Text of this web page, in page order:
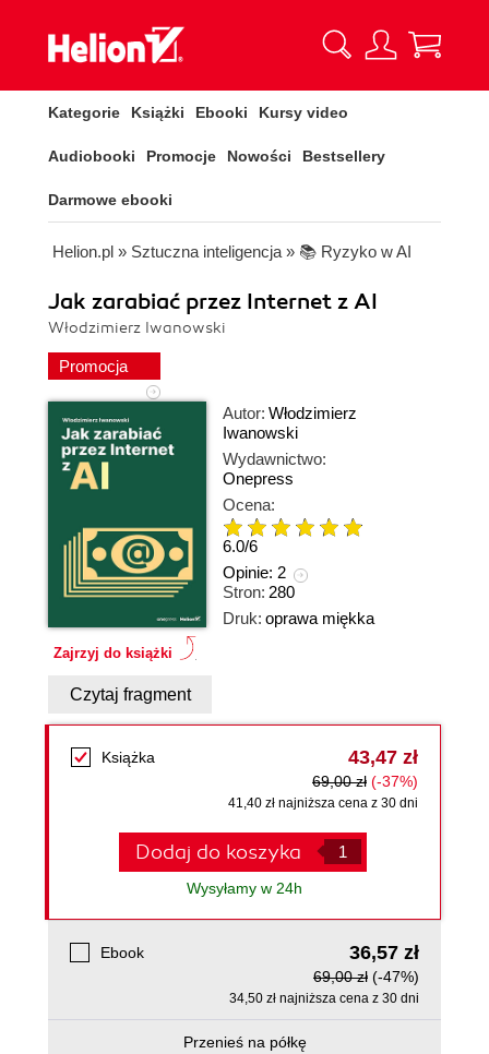
Kategorie Książki Ebooki Kursy video
Audiobooki Promocje Nowości Bestsellery
Darmowe ebooki
Helion.pl » Sztuczna inteligencja » 📚 Ryzyko w AI
Jak zarabiać przez Internet z AI
Włodzimierz Iwanowski
Promocja
Zajrzyj do książki
Autor: Włodzimierz
Iwanowski
Wydawnictwo:
Onepress
Ocena:
6.0/6
Opinie: 2
Stron: 280
Druk: oprawa miękka
Czytaj fragment
Książka 43,47 zł
69,00 zł (-37%)
41,40 zł najniższa cena z 30 dni
Dodaj do koszyka
Wysyłamy w 24h
Ebook 36,57 zł
69,00 zł (-47%)
34,50 zł najniższa cena z 30 dni
Przenieś na półkę